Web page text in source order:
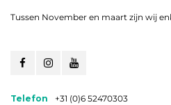
Tussen November en maart zijn wij
Telefon
+31 (0)6 52470303